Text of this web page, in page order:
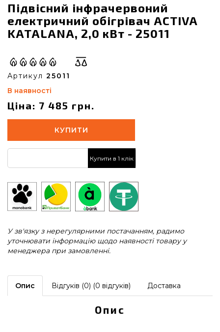
Підвісний інфрачервоний
електричний обігрівач ACTIVA
KATALANA, 2,0 кВт - 25011
Артикул 25011
В наявності
Ціна: 7 485 грн.
КУПИТИ
Купити в 1 клік
У зв'язку з нерегулярними постачанням, радимо
уточнювати інформацію щодо наявності товару у
менеджера при замовленні.
Опис Відгуків (0) (0 відгуків) Доставка
Опис